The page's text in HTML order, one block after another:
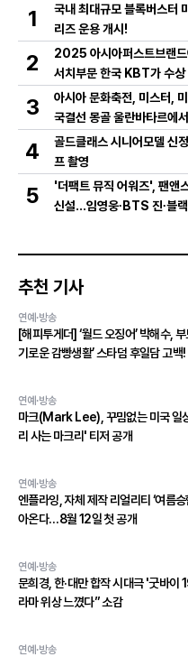
1
국내 최대규모 블록버스터 미스인터콘티넨탈 한국시
리즈 운용 개시!
2
2025 아시아퍼스트브랜드
서치부문 한국 KBT가 수상
3
아시아 문화축전, 미스터,
국결선 몽골 울란바타르에
4
골드클래스 시니어모델 신
프 촬영
5
'더팩트 뮤직 어워즈', 팬
신설...임영웅∙BTS 진∙블
추천 기사
연예·방송
[해피투게더] ‘월드 오징어’ 박해수,
기로운 감빵생활’ 스타덤 후일담 고백!
연예·방송
마크(Mark Lee), 꾸밈없는 미국 일
리 사는 마크리' 티저 공개
연예·방송
엔플라잉, 자체 제작 리얼리티 ‘여름
아온다…8월 12일 첫 공개
연예·방송
문희경, 한·대만 합작 시대극 '굿바
라마 위상 느꼈다” 소감
연예·방송